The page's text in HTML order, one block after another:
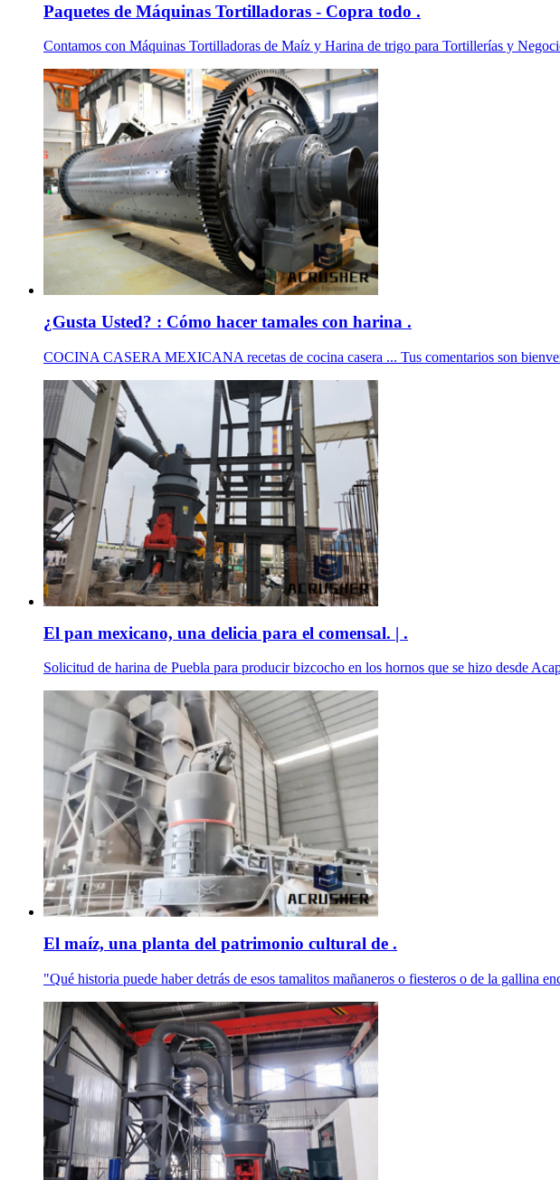
Paquetes de Máquinas Tortilladoras - Copra todo .
Contamos con Máquinas Tortilladoras de Maíz y Harina de trigo para Tortillerías y
¿Gusta Usted? : Cómo hacer tamales con harina .
COCINA CASERA MEXICANA recetas de cocina casera ... Tus comentarios son
El pan mexicano, una delicia para el comensal. | .
Solicitud de harina de Puebla para producir bizcocho en los hornos que se hizo desde
El maíz, una planta del patrimonio cultural de .
"Qué historia puede haber detrás de esos tamalitos mañaneros o fiesteros o de la gallina